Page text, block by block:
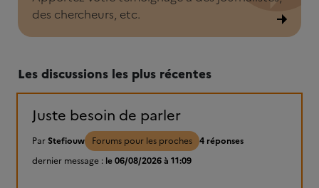
des chercheurs, etc.
Les discussions les plus récentes
Juste besoin de parler
ParStefiouw Forums pour les proches 4 réponses
dernier message : le 06/08/2026 à 11:09